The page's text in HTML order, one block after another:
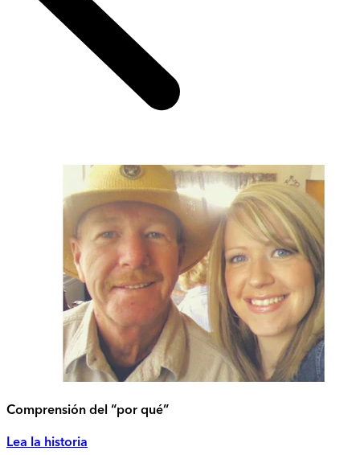
Comprensión del “por qué”
Lea la historia